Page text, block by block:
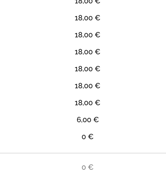
18,00 €
18,00 €
18,00 €
18,00 €
18,00 €
18,00 €
6,00 €
0 €
0 €